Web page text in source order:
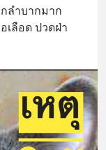
ลำบากมาก
เลือด ปวดฝ่า